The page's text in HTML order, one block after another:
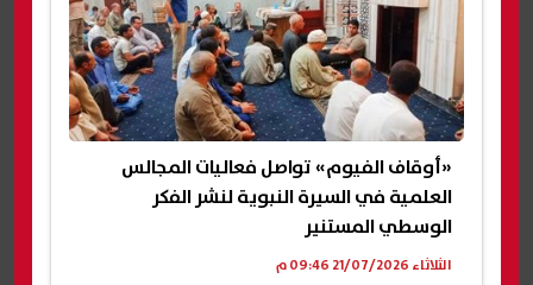
«أوقاف الفيوم» تواصل فعاليات المجالس
العلمية في السيرة النبوية لنشر الفكر
الوسطي المستنير
الثلاثاء 21/07/2026 09:46 م